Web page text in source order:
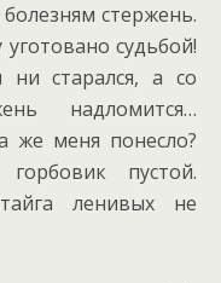
стержень.
судьбой!
старался, а со
надломится…
же меня понесло?
пустой.
ленивых не